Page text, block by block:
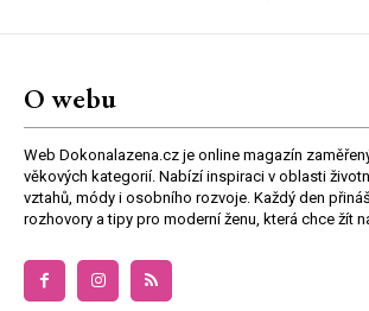
O webu
Web Dokonalazena.cz je online magazín
věkových kategorií. Nabízí inspiraci v oblasti
vztahů, módy i osobního rozvoje. Každý den
rozhovory a tipy pro moderní ženu, která chce žít